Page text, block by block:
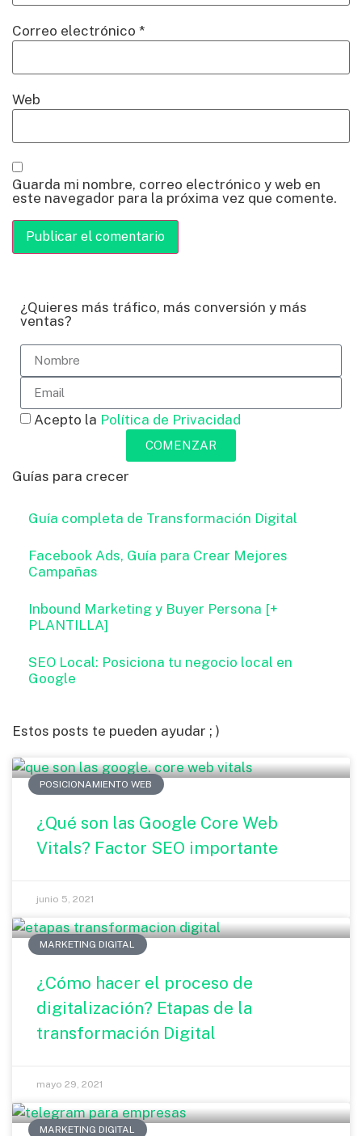
Correo electrónico *
Web
Guarda mi nombre, correo electrónico y web en
este navegador para la próxima vez que comente.
¿Quieres más tráfico, más conversión y más
ventas?
Acepto la Política de Privacidad
COMENZAR
Guías para crecer
Guía completa de Transformación Digital
Facebook Ads, Guía para Crear Mejores
Campañas
Inbound Marketing y Buyer Persona [+
PLANTILLA]
SEO Local: Posiciona tu negocio local en
Google
Estos posts te pueden ayudar ; )
POSICIONAMIENTO WEB
¿Qué son las Google Core Web
Vitals? Factor SEO importante
junio 5, 2021
MARKETING DIGITAL
¿Cómo hacer el proceso de
digitalización? Etapas de la
transformación Digital
mayo 29, 2021
MARKETING DIGITAL